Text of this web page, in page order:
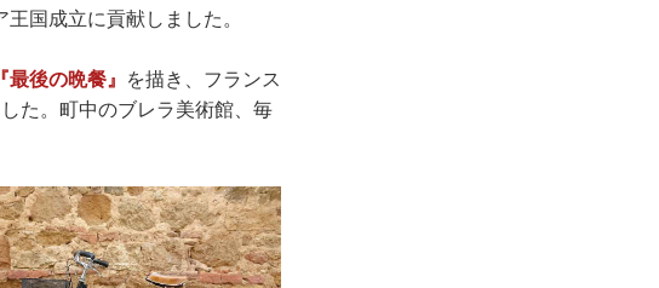
国成立に貢献しました。
『最後の晩餐』
を描き、フランス
た。町中のブレラ美術館、毎